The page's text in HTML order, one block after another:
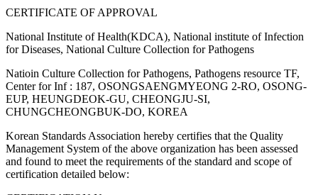
CERTIFICATE OF APPROVAL
National Institute of Health(KDCA), National institute of Infection
for Diseases, National Culture Collection for Pathogens
Natioin Culture Collection for Pathogens, Pathogens resource TF,
Center for Inf : 187, OSONGSAENGMYEONG 2-RO, OSONG-
EUP, HEUNGDEOK-GU, CHEONGJU-SI,
CHUNGCHEONGBUK-DO, KOREA
Korean Standards Association hereby certifies that the Quality
Management System of the above organization has been assessed
and found to meet the requirements of the standard and scope of
certification detailed below: